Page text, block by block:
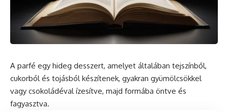
A parfé egy hideg desszert, amelyet általában tejszínből,
cukorból és tojásból készítenek, gyakran gyümölcsökkel
vagy csokoládéval ízesítve, majd formába öntve és
fagyasztva.